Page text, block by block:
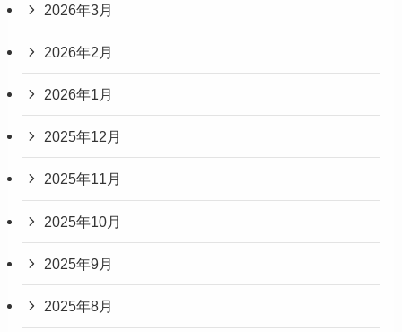
2026年3月
2026年2月
2026年1月
2025年12月
2025年11月
2025年10月
2025年9月
2025年8月